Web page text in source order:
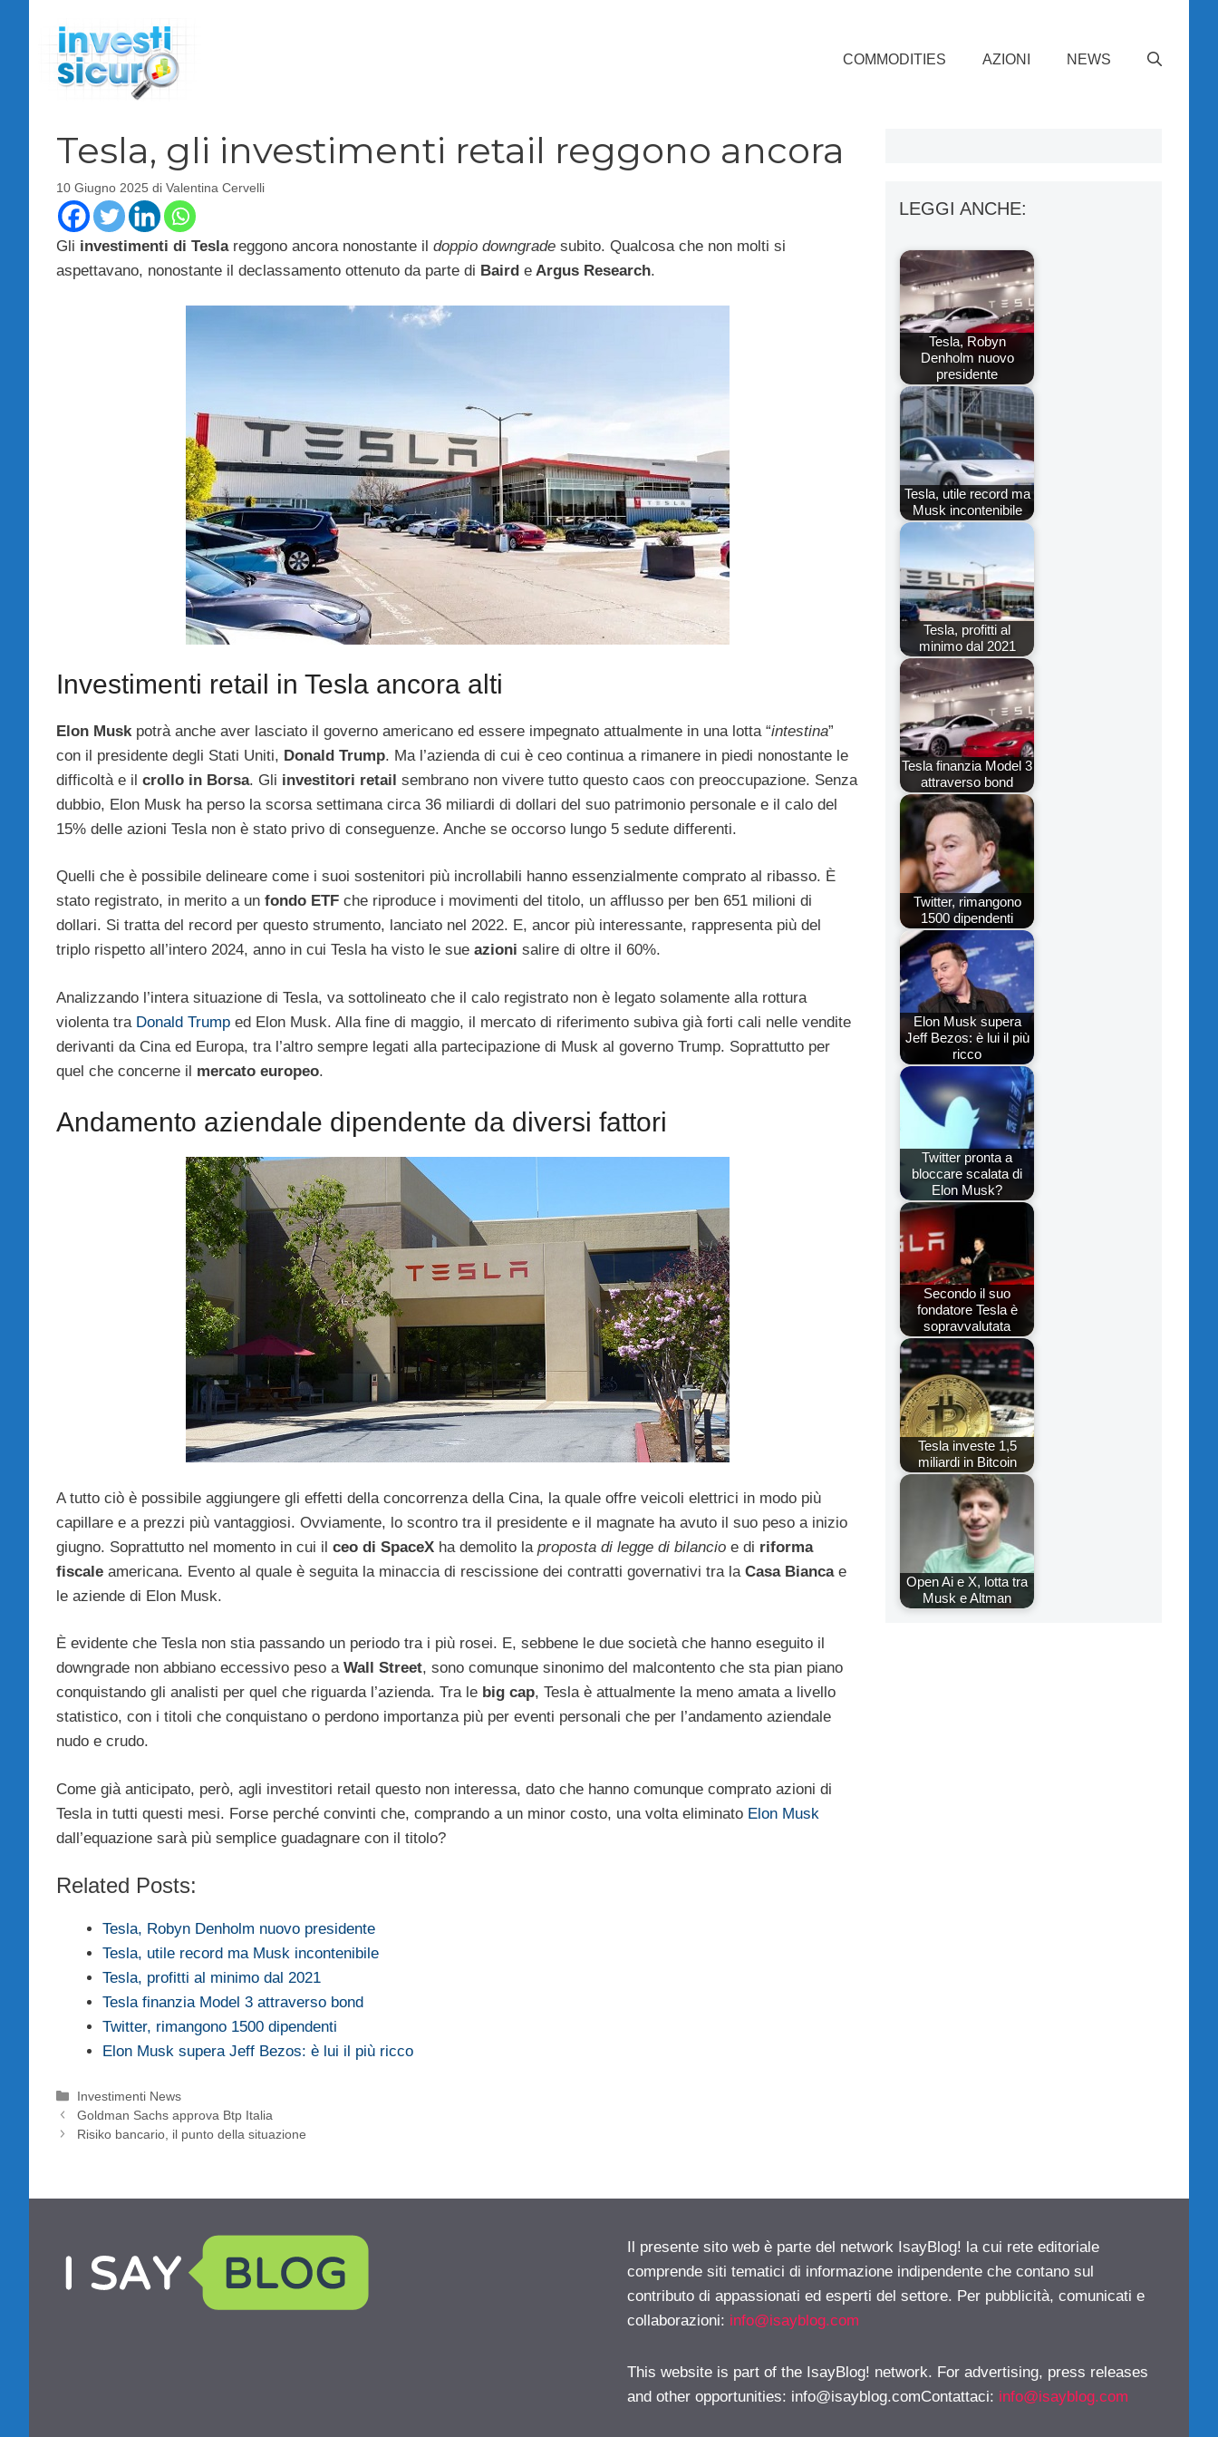
contenuto
COMMODITIES AZIONI NEWS
Tesla, gli investimenti retail reggono ancora
10 Giugno 2025 di Valentina Cervelli
Gli investimenti di Teslareggono ancora nonostante il doppio downgrade subito. Qualcosa che non molti si
aspettavano, nonostante il declassamento ottenuto da parte di Baird e Argus Research.
Investimenti retail in Tesla ancora alti
Elon Muskpotrà anche aver lasciato il governo americano ed essere impegnato attualmente in una lotta “intestina”
con il presidente degli Stati Uniti, Donald Trump. Ma l’azienda di cui è ceo continua a rimanere in piedi nonostante le
difficoltà e il crollo in Borsa. Gli investitori retail sembrano non vivere tutto questo caos con preoccupazione. Senza
dubbio, Elon Musk ha perso la scorsa settimana circa 36 miliardi di dollari del suo patrimonio personale e il calo del
15% delle azioni Tesla non è stato privo di conseguenze. Anche se occorso lungo 5 sedute differenti.
Quelli che è possibile delineare come i suoi sostenitori più incrollabili hanno essenzialmente comprato al ribasso. È
stato registrato, in merito a un fondo ETF che riproduce i movimenti del titolo, un afflusso per ben 651 milioni di
dollari. Si tratta del record per questo strumento, lanciato nel 2022. E, ancor più interessante, rappresenta più del
triplo rispetto all’intero 2024, anno in cui Tesla ha visto le sue azioni salire di oltre il 60%.
Analizzando l’intera situazione di Tesla, va sottolineato che il calo registrato non è legato solamente alla rottura
violenta tra Donald Trump ed Elon Musk. Alla fine di maggio, il mercato di riferimento subiva già forti cali nelle vendite
derivanti da Cina ed Europa, tra l’altro sempre legati alla partecipazione di Musk al governo Trump. Soprattutto per
quel che concerne il mercato europeo.
Andamento aziendale dipendente da diversi fattori
A tutto ciò è possibile aggiungere gli effetti della concorrenza della Cina, la quale offre veicoli elettrici in modo più
capillare e a prezzi più vantaggiosi. Ovviamente, lo scontro tra il presidente e il magnate ha avuto il suo peso a inizio
giugno. Soprattutto nel momento in cui il ceo di SpaceX ha demolito la proposta di legge di bilancio e di riforma
fiscale americana. Evento al quale è seguita la minaccia di rescissione dei contratti governativi tra la Casa Biancae
le aziende di Elon Musk.
È evidente che Tesla non stia passando un periodo tra i più rosei. E, sebbene le due società che hanno eseguito il
downgrade non abbiano eccessivo peso a Wall Street, sono comunque sinonimo del malcontento che sta pian piano
conquistando gli analisti per quel che riguarda l’azienda. Tra le big cap, Tesla è attualmente la meno amata a livello
statistico, con i titoli che conquistano o perdono importanza più per eventi personali che per l’andamento aziendale
nudo e crudo.
Come già anticipato, però, agli investitori retail questo non interessa, dato che hanno comunque comprato azioni di
Tesla in tutti questi mesi. Forse perché convinti che, comprando a un minor costo, una volta eliminato Elon Musk
dall’equazione sarà più semplice guadagnare con il titolo?
Related Posts:
Tesla, Robyn Denholm nuovo presidente
Tesla, utile record ma Musk incontenibile
Tesla, profitti al minimo dal 2021
Tesla finanzia Model 3 attraverso bond
Twitter, rimangono 1500 dipendenti
Elon Musk supera Jeff Bezos: è lui il più ricco
Categorie
Investimenti News
Goldman Sachs approva Btp Italia
Risiko bancario, il punto della situazione
LEGGI ANCHE:
Tesla, Robyn
Denholm nuovo
presidente
Tesla, utile record ma
Musk incontenibile
Tesla, profitti al
minimo dal 2021
Tesla finanzia Model 3
attraverso bond
Twitter, rimangono
1500 dipendenti
Elon Musk supera
Jeff Bezos: è lui il più
ricco
Twitter pronta a
bloccare scalata di
Elon Musk?
Secondo il suo
fondatore Tesla è
sopravvalutata
Tesla investe 1,5
miliardi in Bitcoin
Open Ai e X, lotta tra
Musk e Altman
Il presente sito web è parte del network IsayBlog! la cui rete editoriale
comprende siti tematici di informazione indipendente che contano sul
contributo di appassionati ed esperti del settore. Per pubblicità, comunicati e
collaborazioni: info@isayblog.com
This website is part of the IsayBlog! network. For advertising, press releases
and other opportunities: info@isayblog.comContattaci: info@isayblog.com